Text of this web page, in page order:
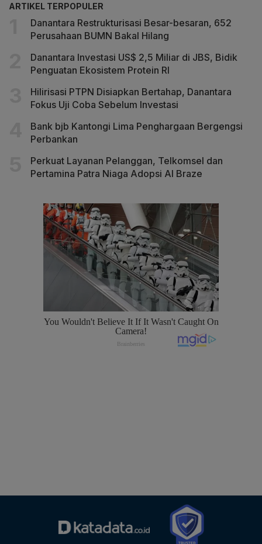
ARTIKEL TERPOPULER
Danantara Restrukturisasi Besar-besaran, 652
Perusahaan BUMN Bakal Hilang
Danantara Investasi US$ 2,5 Miliar di JBS, Bidik
Penguatan Ekosistem Protein RI
Hilirisasi PTPN Disiapkan Bertahap, Danantara
Fokus Uji Coba Sebelum Investasi
Bank bjb Kantongi Lima Penghargaan Bergengsi
Perbankan
Perkuat Layanan Pelanggan, Telkomsel dan
Pertamina Patra Niaga Adopsi AI Braze